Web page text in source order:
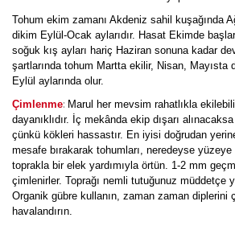
Tohum ekim zamanı Akdeniz sahil kuşağında
dikim Eylül-Ocak aylarıdır. Hasat Ekimde
soğuk kış ayları hariç Haziran sonuna kadar
şartlarında tohum Martta ekilir, Nisan, Mayısta
Eylül aylarında olur.
Çimlenme: Marul her mevsim rahatlıkla
dayanıklıdır. İç mekânda ekip dışarı
çünkü kökleri hassastır. En iyisi doğrudan
mesafe bırakarak tohumları, neredeyse
toprakla bir elek yardımıyla örtün. 1-2 mm
çimlenirler. Toprağı nemli tutuğunuz müddetçe
Organik gübre kullanın, zaman zaman diplerini
havalandırın.